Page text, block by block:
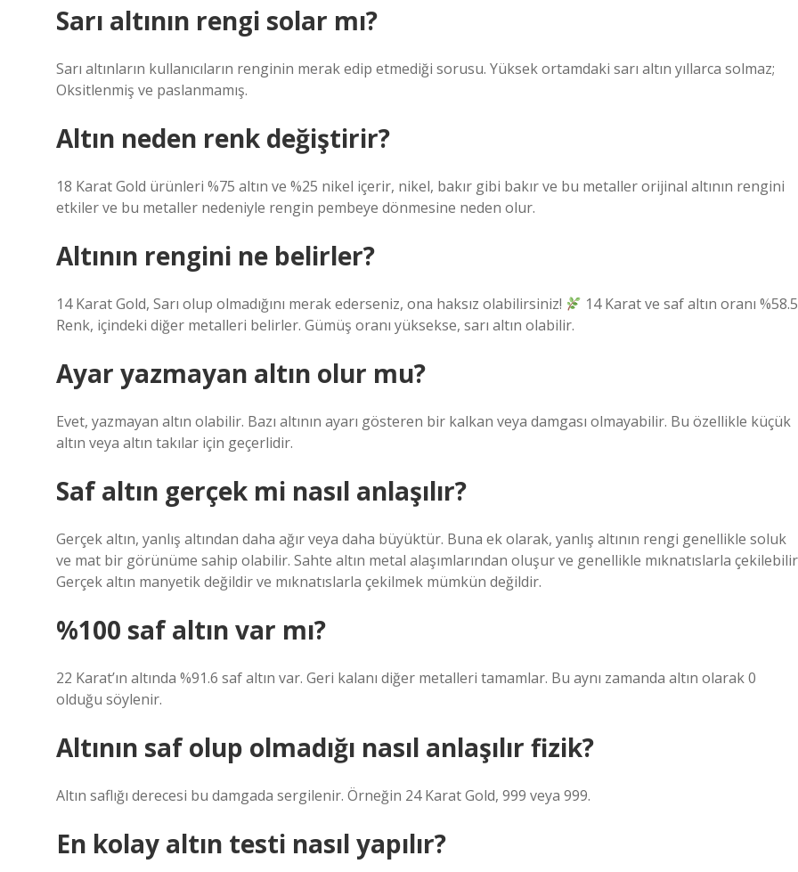
Sarı altının rengi solar mı?
Sarı altınların kullanıcıların renginin merak edip etmediği sorusu. Yüksek ortamdaki sarı altın yıllarca solmaz;
Oksitlenmiş ve paslanmamış.
Altın neden renk değiştirir?
18 Karat Gold ürünleri %75 altın ve %25 nikel içerir, nikel, bakır gibi bakır ve bu metaller orijinal altının rengini
etkiler ve bu metaller nedeniyle rengin pembeye dönmesine neden olur.
Altının rengini ne belirler?
14 Karat Gold, Sarı olup olmadığını merak ederseniz, ona haksız olabilirsiniz!
14 Karat ve saf altın oranı
Renk, içindeki diğer metalleri belirler. Gümüş oranı yüksekse, sarı altın olabilir.
Ayar yazmayan altın olur mu?
Evet, yazmayan altın olabilir. Bazı altının ayarı gösteren bir kalkan veya damgası olmayabilir. Bu özellikle küçük
altın veya altın takılar için geçerlidir.
Saf altın gerçek mi nasıl anlaşılır?
Gerçek altın, yanlış altından daha ağır veya daha büyüktür. Buna ek olarak, yanlış altının rengi genellikle soluk
ve mat bir görünüme sahip olabilir. Sahte altın metal alaşımlarından oluşur ve genellikle mıknatıslarla
Gerçek altın manyetik değildir ve mıknatıslarla çekilmek mümkün değildir.
%100 saf altın var mı?
22 Karat’ın altında %91.6 saf altın var. Geri kalanı diğer metalleri tamamlar. Bu aynı zamanda altın olarak 0
olduğu söylenir.
Altının saf olup olmadığı nasıl anlaşılır fizik?
Altın saflığı derecesi bu damgada sergilenir. Örneğin 24 Karat Gold, 999 veya 999.
En kolay altın testi nasıl yapılır?